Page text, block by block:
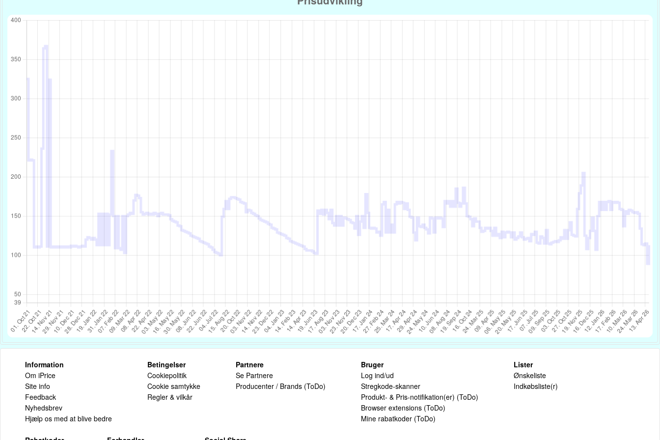
Information
Om iPrice
Site info
Feedback
Nyhedsbrev
Hjælp os med at blive bedre
Betingelser
Cookiepolitik
Cookie samtykke
Regler & vilkår
Partnere
Se Partnere
Producenter / Brands (ToDo)
Bruger
Log ind/ud
Stregkode-skanner
Produkt- & Pris-notifikation(er) (ToDo)
Browser extensions (ToDo)
Mine rabatkoder (ToDo)
Lister
Ønskeliste
Indkøbsliste(r)